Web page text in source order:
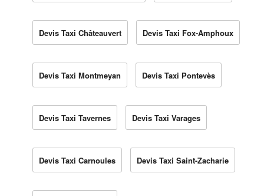
Devis Taxi Châteauvert Devis Taxi Fox-Amphoux
Devis Taxi Montmeyan Devis Taxi Pontevès
Devis Taxi Tavernes Devis Taxi Varages
Devis Taxi Carnoules Devis Taxi Saint-Zacharie